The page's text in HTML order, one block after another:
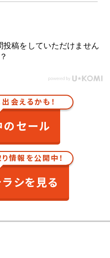
稿をしていただけません
会えるかも！
のセール
情報を公開中！
シを見る